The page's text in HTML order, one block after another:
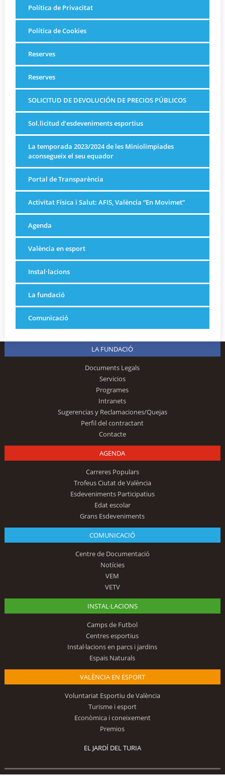
Política de Privacitat
Política de Cookies
Reserves
Reserves
SOLICITUD DE DEVOLUCIÓN DE PRECIOS PÚBLICOS
Sol.licitud d’esdeveniments esportius
La temporada 2023/2024 de les Miniolimpiades
aconsegueix el seu equador
Portal de Transparència
Activitat Física i Salut: AFIS, València “En Movimet”
Agenda
València en esport
Instal·lacions
La fundació
Comunicació
LA FUNDACIÓ
Documents Legals
Servicios
Programes
Intranets
Sugerencias y Reclamaciones/Quejas
Perfil del contractant
Contacte
AGENDA
Carreres Populars
Trofeus Ciutat de València
Esdeveniments Participatius
Edat escolar
Grans Esdeveniments
COMUNICACIÓ
Centre de Documentació
Notícies
VEM
VETV
INSTAL·LACIONS
Camps de Futbol
Centres esportius
Instal·lacions en parcs i jardins
Espais Naturals
VALÈNCIA EN ESPORT
Voluntariat Esportiu de València
Turisme i esport
Econòmica i coneixement
Premios
EL JARDÍ DEL TURIA